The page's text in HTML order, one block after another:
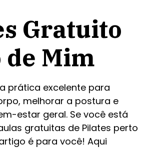
Gratuito
de Mim
prática excelente para
melhorar a postura e
estar geral. Se você está
gratuitas de Pilates perto
é para você! Aqui